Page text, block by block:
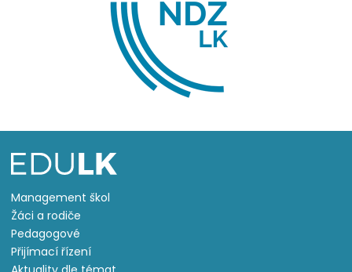
Management škol
Žáci a rodiče
Pedagogové
Přijímací řízení